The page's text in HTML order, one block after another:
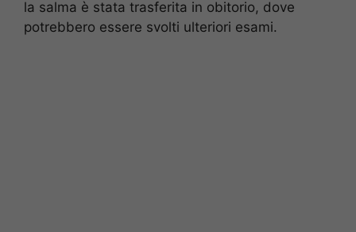
la salma è stata trasferita in obitorio, dove
potrebbero essere svolti ulteriori esami.